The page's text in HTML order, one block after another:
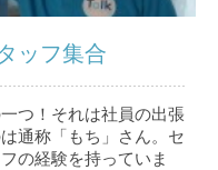
ッフ集合
つ！それは社員の出張
通称「もち」さん。セ
の経験を持っていま